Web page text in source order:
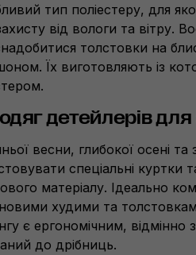
тип поліестеру, для
від вологи та вітру.
толстовки на
Їх виготовляють із
детейлерівдля
весни, глибокої осені
спеціальні куртки
матеріалу. Ідеально
худими та
є ергономічним, відмінно
до дрібниць.